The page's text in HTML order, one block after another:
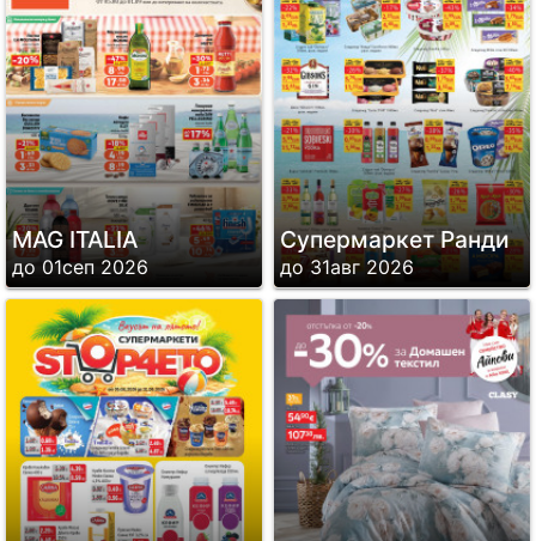
MAG ITALIA
до 01сеп 2026
Супермаркет Ранди
до 31авг 2026